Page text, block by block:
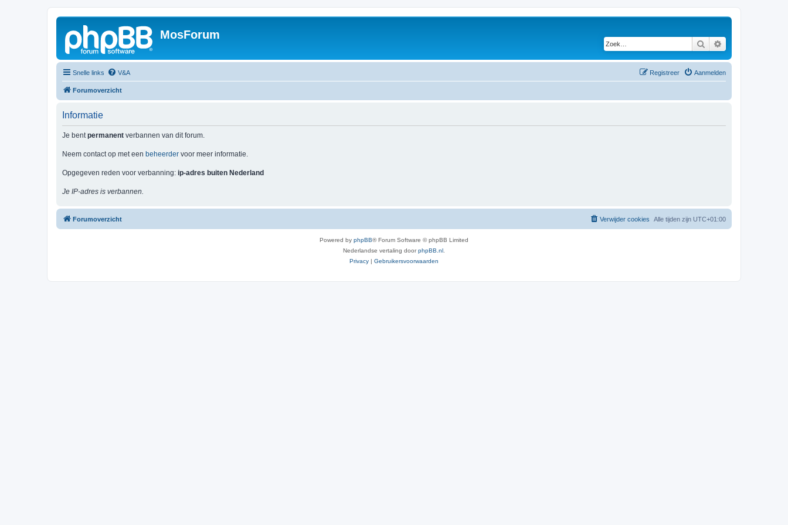
MosForum
Zoek
Snelle links V&A Aanmelden
Registreer
Forumoverzicht
Informatie
Je bentpermanent verbannen van dit forum.
Neem contact op met een beheerder voor meer informatie.
Opgegeven reden voor verbanning: ip-adres buiten Nederland
Je IP-adres is verbannen.
Forumoverzicht Alle tijden zijn UTC+01:00
Verwijder cookies
Powered by phpBB® Forum Software © phpBB Limited
Nederlandse vertaling doorphpBB.nl
Privacy | Gebruikersvoorwaarden